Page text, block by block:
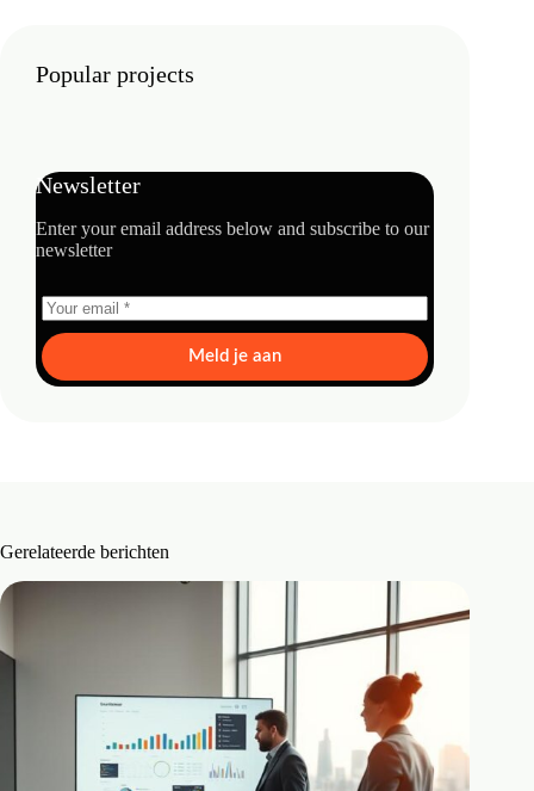
Popular projects
Newsletter
Enter your email address below and subscribe to our
newsletter
Meld je aan
Gerelateerde berichten